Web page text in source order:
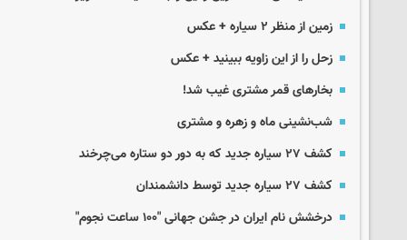
زمین از منظر ۲ سیاره + عکس
زحل را از این زاویه ببینید + عکس
بخارهای قمر مشتری غیب شد!
شب‌نشینی ماه و زهره و مشتری
کشف ۲۷ سیاره جدید که به دور دو ستاره می‌چرخند
کشف ۲۷ سیاره جدید توسط دانشمندان
درخشش نام ایران در جشن جهانی "۱۰۰ ساعت نجوم"